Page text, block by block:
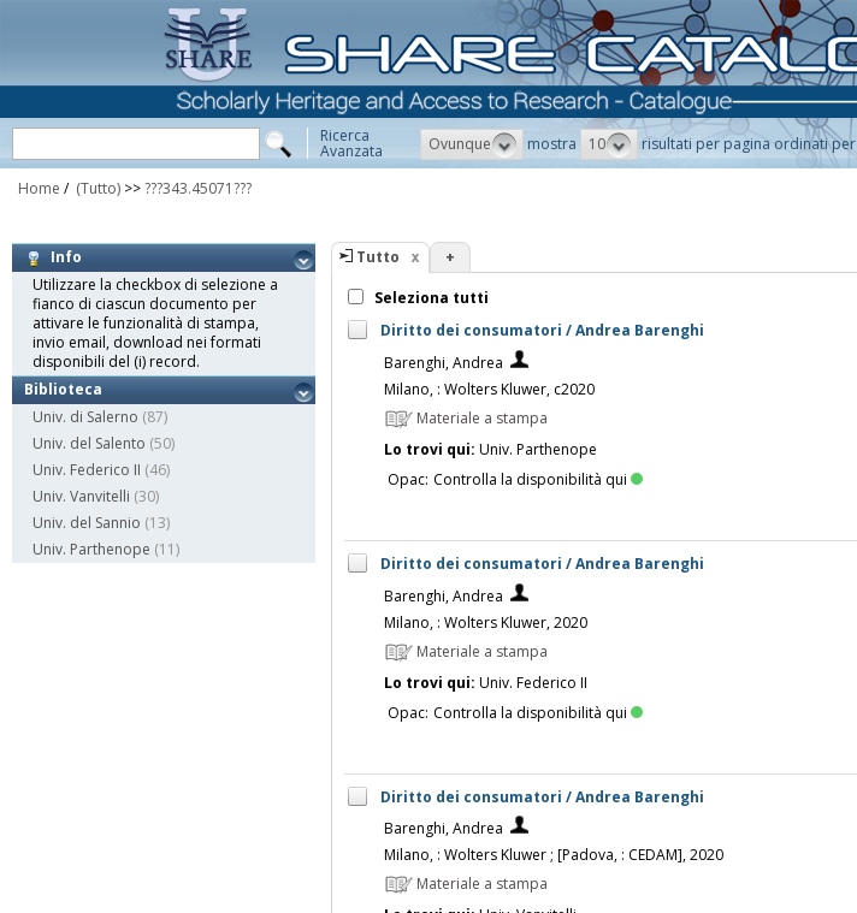
Ricerca
Avanzata Ovunque mostra 10 risultati per pagina ordinati per
Home / (Tutto) >> ???343.45071???
Info
Utilizzare la checkbox di selezione a
fianco di ciascun documento per
attivare le funzionalità di stampa,
invio email, download nei formati
disponibili del (i) record.
Biblioteca
Univ. di Salerno (87)
Univ. del Salento (50)
Univ. Federico II (46)
Univ. Vanvitelli (30)
Univ. del Sannio (13)
Univ. Parthenope (11)
Tutto +
Seleziona tutti
Diritto dei consumatori / Andrea Barenghi
Barenghi, Andrea
Milano, : Wolters Kluwer, c2020
Materiale a stampa
Lo trovi qui: Univ. Parthenope
Opac: Controlla la disponibilità qui
Diritto dei consumatori / Andrea Barenghi
Barenghi, Andrea
Milano, : Wolters Kluwer, 2020
Materiale a stampa
Lo trovi qui: Univ. Federico II
Opac: Controlla la disponibilità qui
Diritto dei consumatori / Andrea Barenghi
Barenghi, Andrea
Milano, : Wolters Kluwer ; [Padova, : CEDAM], 2020
Materiale a stampa